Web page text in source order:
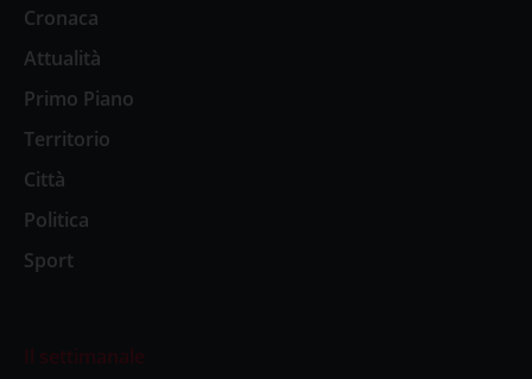
Cronaca
Attualità
Primo Piano
Territorio
Città
Politica
Sport
Il settimanale